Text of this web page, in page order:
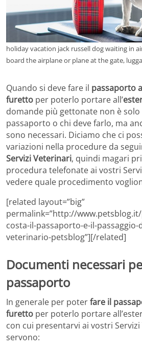
holiday vacation jack russell dog waiting in
board the airplane or plane at the gate,
Quando si deve fare il passaporto
furetto per poterlo portare all’
domande più gettonate non è solo
passaporto o chi deve farlo, ma
sono necessari. Diciamo che ci
variazioni nella procedure da
Servizi Veterinari, quindi magari
procedura telefonate ai vostri
vedere quale procedimento
[related layout=”big”
permalink=”http://
costa-il-passaporto-e-il-
veterinario-petsblog”][/related]
Documenti necessari
passaporto
In generale per poterfare il
furetto per poterlo portare
con cui presentarvi ai vostri
servono: